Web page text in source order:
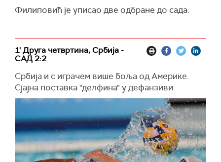
Филиповић је уписао две одбране до сада.
1' Друга четвртина, Србија -
САД 2:2
Србија и с играчем више боља од Америке.
Сјајна поставка "делфина" у дефанзиви.